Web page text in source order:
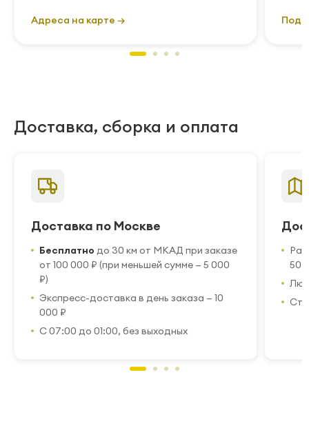
Адреса на карте →
Доставка, сборка и оплата
Доставка по Москве
Бесплатно до 30 км от МКАД при заказе
от 100 000 ₽ (при меньшей сумме — 5 000
₽)
Экспресс-доставка в день заказа — 10
000 ₽
С 07:00 до 01:00, без выходных
50